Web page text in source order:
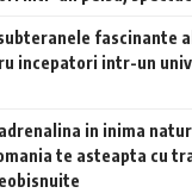
fascinante
incepatori intr-un
in inima
te asteapta cu